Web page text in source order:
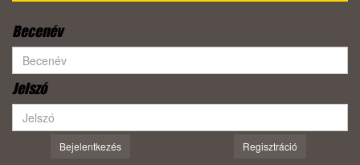
Becenév
Jelszó
Bejelentkezés Regisztráció